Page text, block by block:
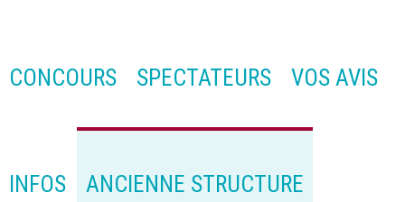
CONCOURS SPECTATEURS VOS AVIS
INFOS ANCIENNE STRUCTURE